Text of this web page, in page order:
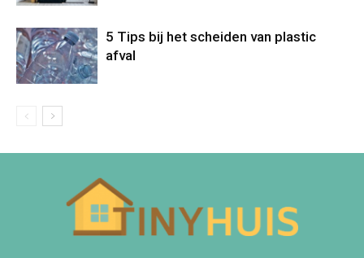
5 Tips bij het scheiden van plastic
afval